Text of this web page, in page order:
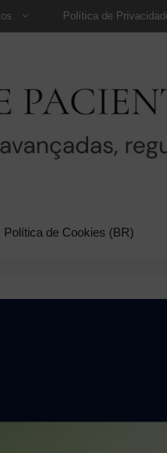
Política de
Política de Cookies (BR)